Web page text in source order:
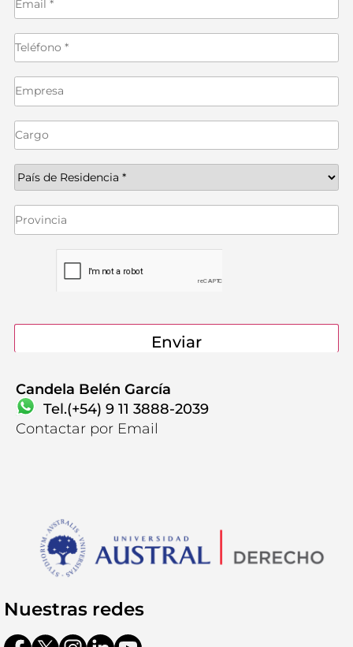
Candela Belén García
Tel.(+54) 9 11 3888-2039
Contactar por Email
Nuestras redes